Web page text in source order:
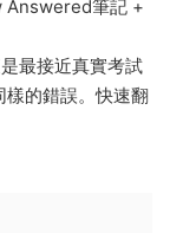
Answered筆記 +
最接近真實考試
樣的錯誤。快速翻